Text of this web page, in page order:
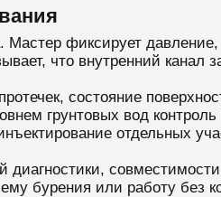
фиксирует
что внутренний канал
состояние
грунтовых вод
отдельных
диагностики,
бурения или работу без